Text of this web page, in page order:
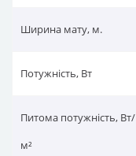
Ширина мату, м.
Потужність, Вт
Питома потужність, Вт/
м²